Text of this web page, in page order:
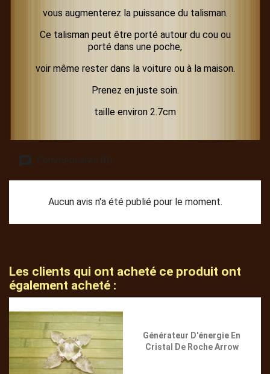
vous augmenterez la puissance du talisman.
Ce talisman peut être porté autour du cou ou
porté dans une poche,
voir même rester dans la voiture ou à la maison.
Prenez en juste soin.
taille environ 2.7cm
Commentaires (0)
Aucun avis n'a été publié pour le moment.
Les clients qui ont acheté ce produit ont
également acheté :
Générateur D'énergie En
Cristal De Roche Arrow